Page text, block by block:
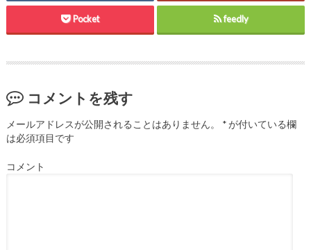
Pocket feedly
コメントを残す
メールアドレスが公開されることはありません。 *が付いている欄
は必須項目です
コメント